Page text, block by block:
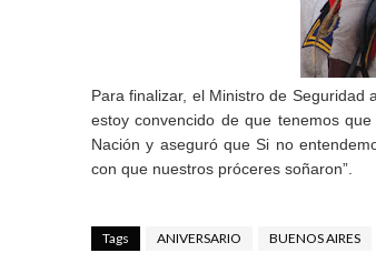
Para finalizar, el Ministro de Seguridad
estoy convencido de que tenemos
Nación y aseguró que Si no
con que nuestros próceres soñaron”.
Tags ANIVERSARIO BUENOS AIRES